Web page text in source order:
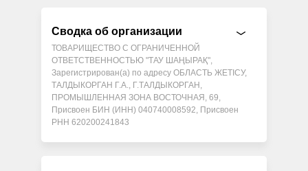
Сводка об организации
ТОВАРИЩЕСТВО С ОГРАНИЧЕННОЙ
ОТВЕТСТВЕННОСТЬЮ "ТАУ ШАҢЫРАҚ",
Зарегистрирован(а) по адресу ОБЛАСТЬ ЖЕТІСУ,
ТАЛДЫКОРГАН Г.А., Г.ТАЛДЫКОРГАН,
ПРОМЫШЛЕННАЯ ЗОНА ВОСТОЧНАЯ, 69,
Присвоен БИН (ИНН) 040740008592, Присвоен
РНН 620200241843